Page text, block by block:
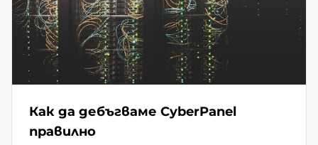
Как да дебъгваме CyberPanel
правилно